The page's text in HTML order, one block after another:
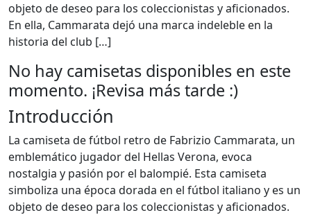
objeto de deseo para los coleccionistas y aficionados.
En ella, Cammarata dejó una marca indeleble en la
historia del club […]
No hay camisetas disponibles en este
momento. ¡Revisa más tarde :)
Introducción
La camiseta de fútbol retro de Fabrizio Cammarata, un
emblemático jugador del Hellas Verona, evoca
nostalgia y pasión por el balompié. Esta camiseta
simboliza una época dorada en el fútbol italiano y es un
objeto de deseo para los coleccionistas y aficionados.